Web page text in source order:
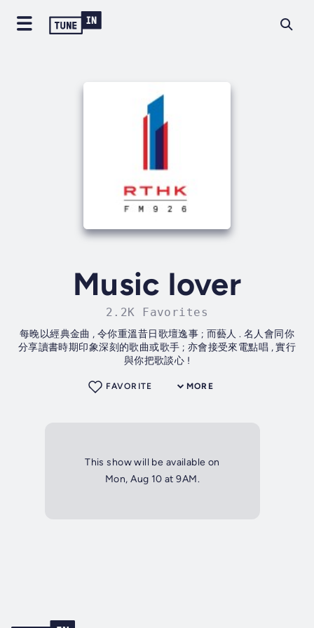
Music lover
2.2K Favorites
每晚以經典金曲 , 令你重溫昔日歌壇逸事 ; 而藝人 . 名人會同你
分享讀書時期印象深刻的歌曲或歌手 ; 亦會接受來電點唱 , 實行
與你把歌談心 !
MORE
FAVORITE
This show will be available on
Mon, Aug 10 at 9AM.